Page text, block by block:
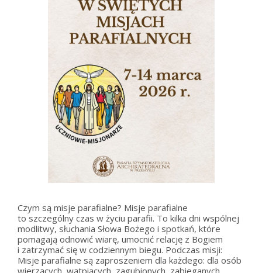
Czym są misje parafialne? Misje parafialne
to szczególny czas w życiu parafii. To kilka dni wspólnej
modlitwy, słuchania Słowa Bożego i spotkań, które
pomagają odnowić wiarę, umocnić relację z Bogiem
i zatrzymać się w codziennym biegu. Podczas misji:
Misje parafialne są zaproszeniem dla każdego: dla osób